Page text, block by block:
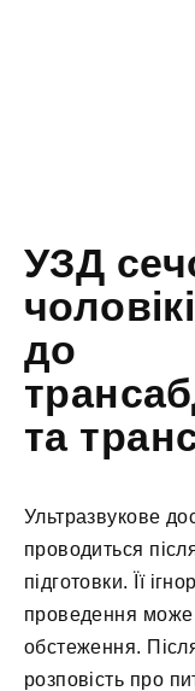
УЗД
до
та
Ультразвукове
проводиться
підготовки. Її
проведення може
обстеження.
розповість про